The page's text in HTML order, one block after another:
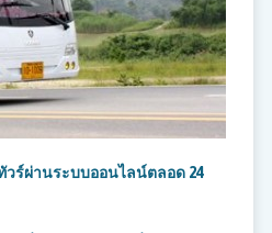
วร์ผ่านระบบออนไลน์ตลอด 24